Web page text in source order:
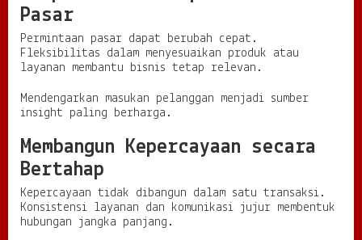
Pasar
Permintaan pasar dapat berubah cepat.
Fleksibilitas dalam menyesuaikan produk atau
layanan membantu bisnis tetap relevan.
Mendengarkan masukan pelanggan menjadi sumber
insight paling berharga.
Membangun Kepercayaan secara
Bertahap
Kepercayaan tidak dibangun dalam satu transaksi.
Konsistensi layanan dan komunikasi jujur membentuk
hubungan jangka panjang.